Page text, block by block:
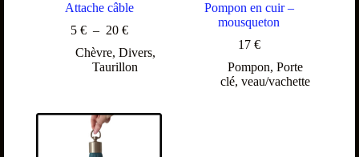
Attache câble
5 € – 20 €
Chèvre, Divers,
Taurillon
Pompon en cuir –
mousqueton
17 €
Pompon, Porte
clé, veau/vachette